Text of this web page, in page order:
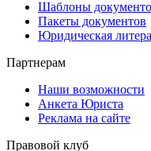
Шаблоны
Пакеты документов
Юридическая
Партнерам
Наши возможности
Анкета Юриста
Реклама на сайте
Правовой клуб